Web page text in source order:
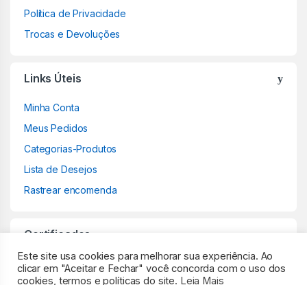
Política de Privacidade
Trocas e Devoluções
Links Úteis
Minha Conta
Meus Pedidos
Categorias-Produtos
Lista de Desejos
Rastrear encomenda
Certificados
Este site usa cookies para melhorar sua experiência. Ao
clicar em "Aceitar e Fechar" você concorda com o uso dos
cookies, termos e políticas do site. Leia Mais